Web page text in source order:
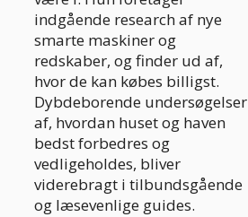
indgående research af nye
smarte maskiner og
redskaber, og finder ud af,
hvor de kan købes billigst.
Dybdeborende undersøgelser
af, hvordan huset og haven
bedst forbedres og
vedligeholdes, bliver
viderebragt i tilbundsgående
og læsevenlige guides.